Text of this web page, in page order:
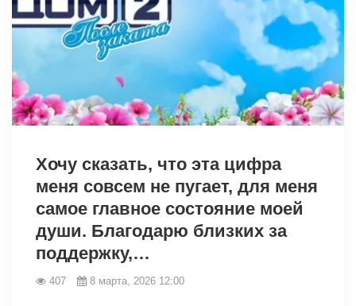
Хочу сказать, что эта цифра
меня совсем не пугает, для меня
самое главное состояние моей
души. Благодарю близких за
поддержку,…
407 8 марта, 2026 12:00